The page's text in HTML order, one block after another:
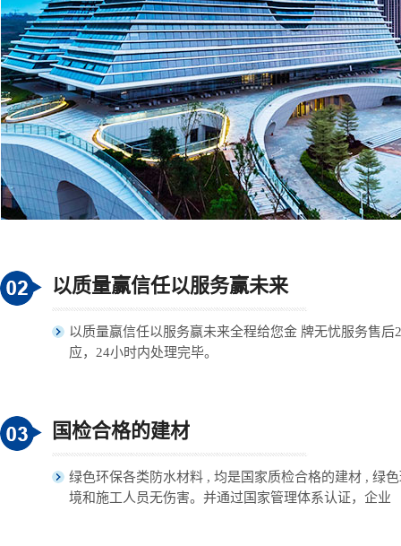
以质量赢信任以服务赢未来
以质量赢信任以服务赢未来全程给您金 牌无忧服务售后
应，24小时内处理完毕。
国检合格的建材
绿色环保各类防水材料 , 均是国家质检合格的建材 , 绿
境和施工人员无伤害。并通过国家管理体系认证，企业